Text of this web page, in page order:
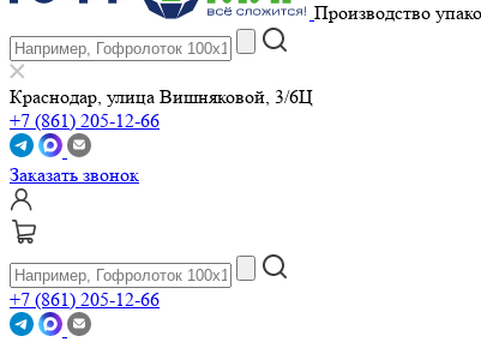
Производство
Краснодар, улица Вишняковой, 3/6Ц
+7 (861) 205-12-66
Заказать звонок
+7 (861) 205-12-66